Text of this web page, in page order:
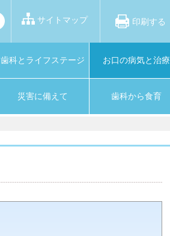
サイトマップ 印刷する
歯科とライフステージ お口の病気と治療
災害に備えて 歯科から食育